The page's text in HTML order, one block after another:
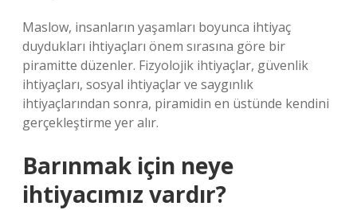
Maslow, insanların yaşamları boyunca ihtiyaç
duydukları ihtiyaçları önem sırasına göre bir
piramitte düzenler. Fizyolojik ihtiyaçlar, güvenlik
ihtiyaçları, sosyal ihtiyaçlar ve saygınlık
ihtiyaçlarından sonra, piramidin en üstünde kendini
gerçekleştirme yer alır.
Barınmak için neye
ihtiyacımız vardır?